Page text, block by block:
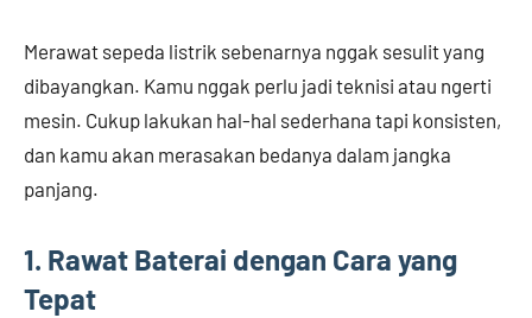
Merawat sepeda listrik sebenarnya nggak sesulit yang
dibayangkan. Kamu nggak perlu jadi teknisi atau ngerti
mesin. Cukup lakukan hal-hal sederhana tapi konsisten,
dan kamu akan merasakan bedanya dalam jangka
panjang.
1. Rawat Baterai dengan Cara yang
Tepat